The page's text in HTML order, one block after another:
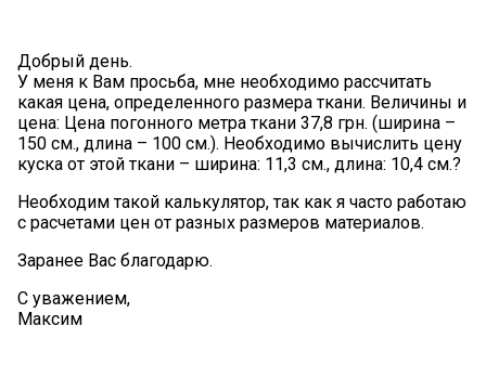
Добрый день.
У меня к Вам просьба, мне необходимо рассчитать
какая цена, определенного размера ткани. Величины и
цена: Цена погонного метра ткани 37,8 грн. (ширина –
150 см., длина – 100 см.). Необходимо вычислить цену
куска от этой ткани – ширина: 11,3 см., длина: 10,4 см.?
Необходим такой калькулятор, так как я часто работаю
с расчетами цен от разных размеров материалов.
Заранее Вас благодарю.
С уважением,
Максим